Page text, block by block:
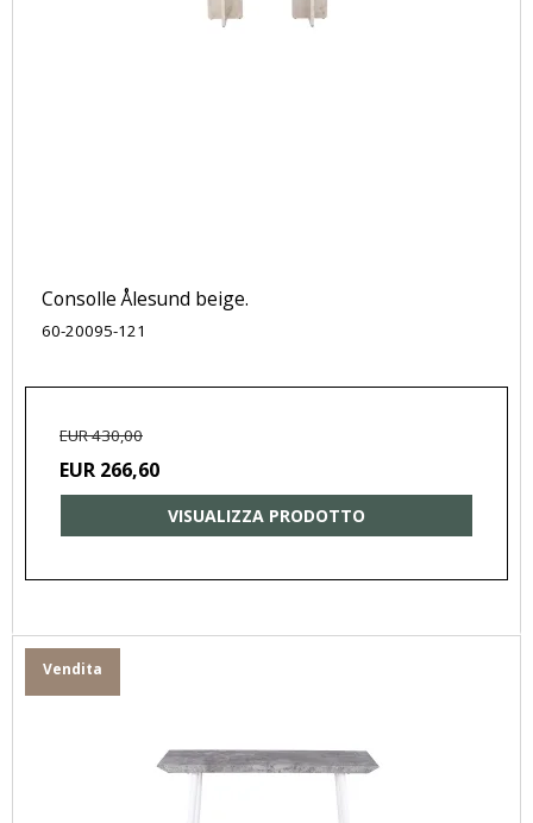
Consolle Ålesund beige.
60-20095-121
EUR 430,00
EUR 266,60
VISUALIZZA PRODOTTO
Vendita